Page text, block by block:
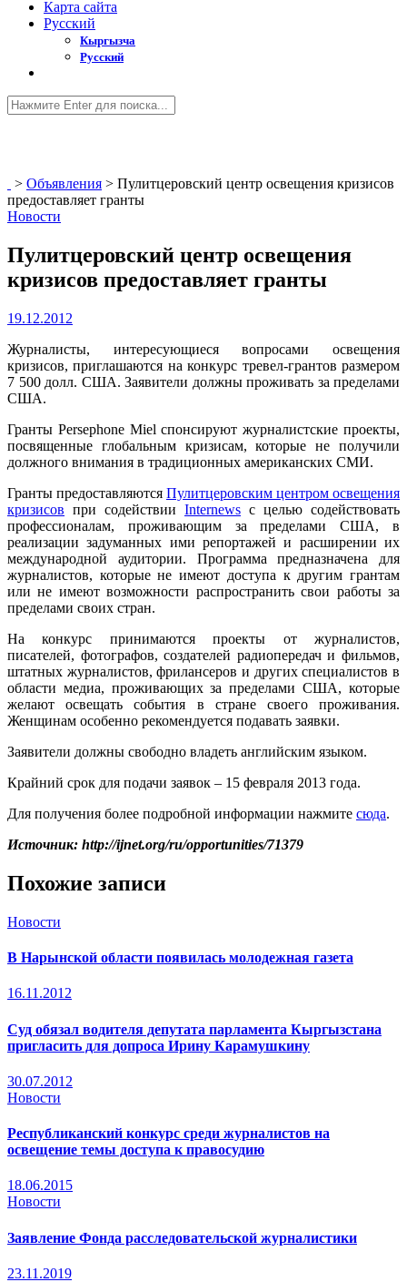
Карта сайта
Русский
Кыргызча
Русский
> Объявления > Пулитцеровский центр освещения кризисов
предоставляет гранты
Новости
Пулитцеровский центр освещения
кризисов предоставляет гранты
19.12.2012
Журналисты, интересующиеся вопросами освещения
кризисов, приглашаются на конкурс тревел-грантов размером
7 500 долл. США. Заявители должны проживать за пределами
США.
Гранты Persephone Miel спонсируют журналистские проекты,
посвященные глобальным кризисам, которые не получили
должного внимания в традиционных американских СМИ.
Гранты предоставляются Пулитцеровским центром освещения
кризисов при содействии Internews с целью содействовать
профессионалам, проживающим за пределами США, в
реализации задуманных ими репортажей и расширении их
международной аудитории. Программа предназначена для
журналистов, которые не имеют доступа к другим грантам
или не имеют возможности распространить свои работы за
пределами своих стран.
На конкурс принимаются проекты от журналистов,
писателей, фотографов, создателей радиопередач и фильмов,
штатных журналистов, фрилансеров и других специалистов в
области медиа, проживающих за пределами США, которые
желают освещать события в стране своего проживания.
Женщинам особенно рекомендуется подавать заявки.
Заявители должны свободно владеть английским языком.
Крайний срок для подачи заявок – 15 февраля 2013 года.
Для получения более подробной информации нажмите сюда.
Источник: http://ijnet.org/ru/opportunities/71379
Похожие записи
Новости
В Нарынской области появилась молодежная газета
16.11.2012
Суд обязал водителя депутата парламента Кыргызстана
пригласить для допроса Ирину Карамушкину
30.07.2012
Новости
Республиканский конкурс среди журналистов на
освещение темы доступа к правосудию
18.06.2015
Новости
Заявление Фонда расследовательской журналистики
23.11.2019